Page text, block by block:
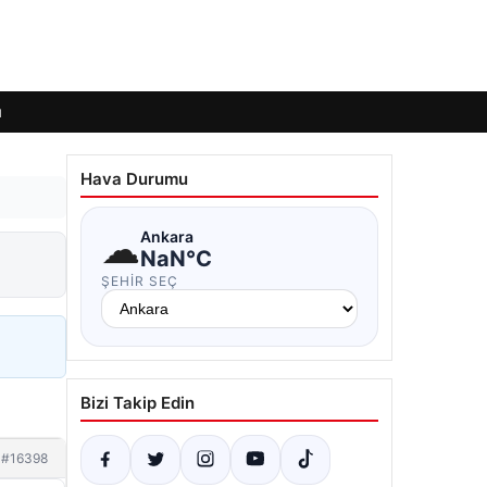
#16398
Hava Durumu
☁Ankara
NaN°C
ŞEHIR SEÇ
Bizi Takip Edin